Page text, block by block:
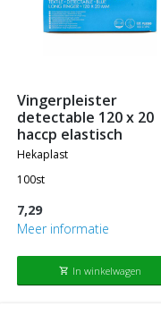
vingerpleister
detectable 120 x 20
haccp elastisch
hekaplast
100st
7,29
Meer informatie
shopping_cart In winkelwagen